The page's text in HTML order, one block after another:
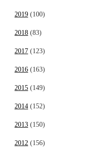
2019 (100)
2018 (83)
2017 (123)
2016 (163)
2015 (149)
2014 (152)
2013 (150)
2012 (156)